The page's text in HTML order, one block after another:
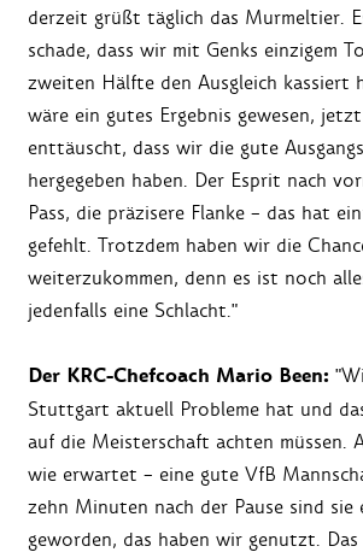
derzeit grüßt täglich das Murmeltier.
schade, dass wir mit Genks einzigem
zweiten Hälfte den Ausgleich kassiert
wäre ein gutes Ergebnis gewesen,
enttäuscht, dass wir die gute
hergegeben haben. Der Esprit nach
Pass, die präzisere Flanke – das hat
gefehlt. Trotzdem haben wir die
weiterzukommen, denn es ist noch
jedenfalls eine Schlacht."
Der KRC-Chefcoach Mario Been:
Stuttgart aktuell Probleme hat und
auf die Meisterschaft achten müssen.
wie erwartet – eine gute VfB
zehn Minuten nach der Pause sind sie
geworden, das haben wir genutzt.